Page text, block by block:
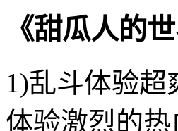
《甜瓜人的
1)乱斗体验
体验激烈的